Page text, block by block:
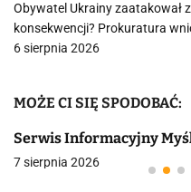
Obywatel Ukrainy zaatakował
konsekwencji? Prokuratura
6 sierpnia 2026
MOŻE CI SIĘ SPODOBAĆ:
Serwis Informacyjny
7 sierpnia 2026